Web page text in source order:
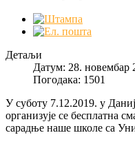
Детаљи
Датум: 28. новембар
Погодака: 1501
У суботу 7.12.2019. у
организује се бесплатна
сарадње наше школе са